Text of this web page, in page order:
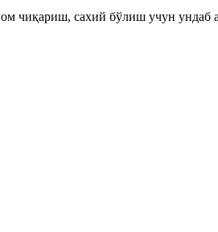
чиқариш, сахий бўлиш учун ундаб